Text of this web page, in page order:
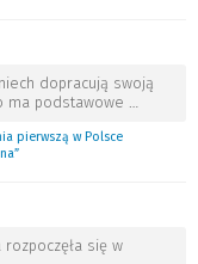
dopracują swoją
ma podstawowe …
pierwszą w Polsce
się w